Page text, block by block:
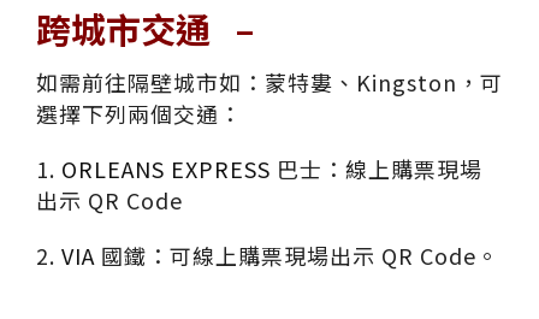
跨城市交通 –
如需前往隔壁城市如：蒙特婁、Kingston，可
選擇下列兩個交通：
1. ORLEANS EXPRESS 巴士：線上購票現場
出示 QR Code
2. VIA 國鐵：可線上購票現場出示 QR Code。